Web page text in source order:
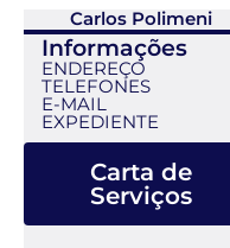
Carlos Polimeni
Informações
ENDEREÇO
TELEFONES
E-MAIL
EXPEDIENTE
Carta de
Serviços